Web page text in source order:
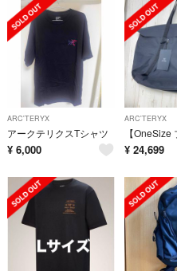
ARC'TERYX
アークテリクスTシャツ
¥ 6,000
ARC'TERYX
¥ 24,699